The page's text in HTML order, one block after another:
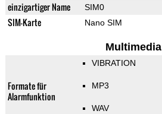
einzigartiger Name SIM0
SIM-Karte Nano SIM
Multimedia
Formate für
Alarmfunktion
VIBRATION
MP3
WAV